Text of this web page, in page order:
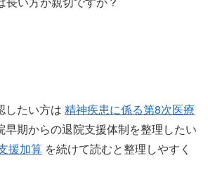
したい方は 精神疾患に係る第8次医療
早期からの退院支援体制を整理したい
援加算 を続けて読むと整理しやすく